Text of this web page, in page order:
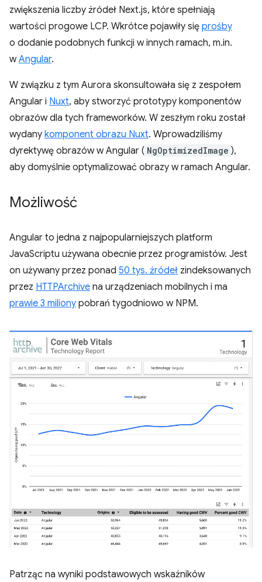
zwiększenia liczby źródeł Next.js, które spełniają
wartości progowe LCP. Wkrótce pojawiły się prośby
o dodanie podobnych funkcji w innych ramach, m.in.
wAngular.
W związku z tym Aurora skonsultowała się z zespołem
Angular i Nuxt, aby stworzyć prototypy komponentów
obrazów dla tych frameworków. W zeszłym roku został
wydany komponent obrazu Nuxt. Wprowadziliśmy
dyrektywę obrazów w Angular ( NgOptimizedImage ),
aby domyślnie optymalizować obrazy w ramach Angular.
Możliwość
Angular to jedna z najpopularniejszych platform
JavaScriptu używana obecnie przez programistów. Jest
on używany przez ponad 50 tys. źródeł zindeksowanych
przez HTTPArchive na urządzeniach mobilnych i ma
prawie 3 miliony pobrań tygodniowo w NPM.
Patrząc na wyniki podstawowych wskaźników